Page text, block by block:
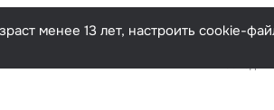
менее 13 лет, настроить cookie-